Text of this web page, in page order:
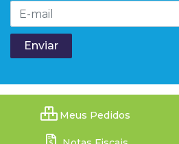
Meus Pedidos